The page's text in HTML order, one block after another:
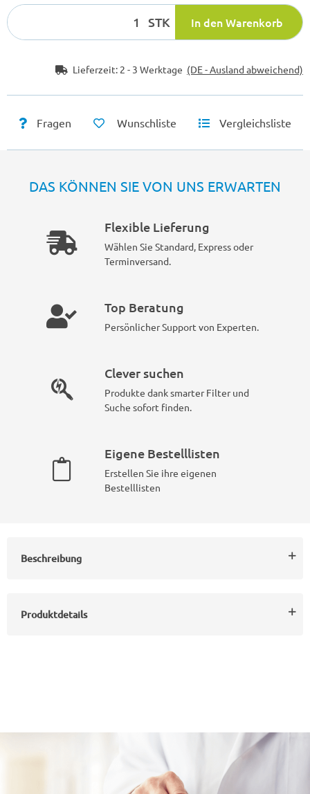
STK In den Warenkorb
Lieferzeit: 2 - 3 Werktage (DE - Ausland abweichend)
Fragen Wunschliste Vergleichsliste
DAS KÖNNEN SIE VON UNS ERWARTEN
Flexible Lieferung
Wählen Sie Standard, Express oder
Terminversand.
Top Beratung
Persönlicher Support von Experten.
Clever suchen
Produkte dank smarter Filter und
Suche sofort finden.
Eigene Bestelllisten
Erstellen Sie ihre eigenen
Bestelllisten
Beschreibung
Produktdetails